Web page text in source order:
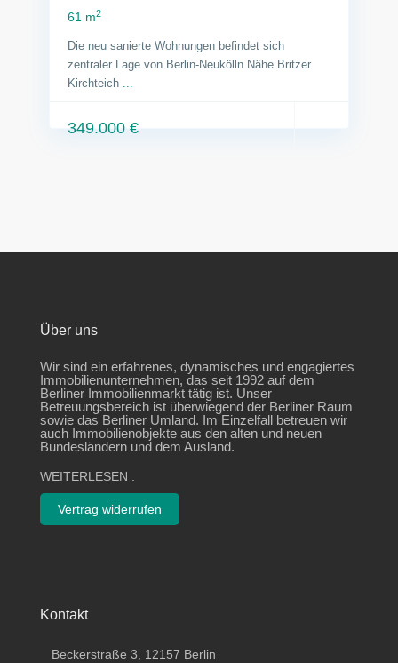
61 m2
Die neu sanierte Wohnungen befindet sich
zentraler Lage von Berlin-Neukölln Nähe Britzer
Kirchteich ...
349.000 €
Über uns
Wir sind ein erfahrenes, dynamisches und engagiertes
Immobilienunternehmen, das seit 1992 auf dem
Berliner Immobilienmarkt tätig ist. Unser
Betreuungsbereich ist überwiegend der Berliner Raum
sowie das Berliner Umland. Im Einzelfall betreuen wir
auch Immobilienobjekte aus den alten und neuen
Bundesländern und dem Ausland.
WEITERLESEN
Vertrag widerrufen
Kontakt
Beckerstraße 3, 12157 Berlin